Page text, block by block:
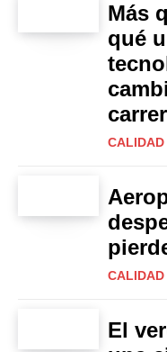
Más
qué
CALIDAD
CALIDAD
El